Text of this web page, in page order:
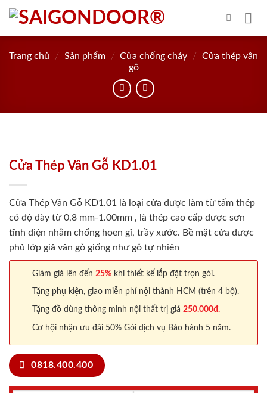
Skip
content
Trang chủ / Sản phẩm / Cửa chống cháy /
Cửa thép vân
gỗ
Cửa Thép Vân Gỗ KD1.01
Cửa Thép Vân Gỗ KD1.01 là loại cửa được làm từ tấm thép
có độ dày từ 0,8 mm-1.00mm , là thép cao cấp được sơn
tĩnh điện nhằm chống hoen gỉ, trầy xước. Bề mặt cửa được
phủ lớp giả vân gỗ giống như gỗ tự nhiên
Giảm giá lên đến 25% khi thiết kế lắp đặt trọn gói.
Tặng phụ kiện, giao miễn phí nội thành HCM (trên 4 bộ).
Tặng đồ dùng thông minh nội thất trị giá 250.000đ.
Cơ hội nhận ưu đãi 50% Gói dịch vụ Bảo hành 5 năm.
0818.400.400